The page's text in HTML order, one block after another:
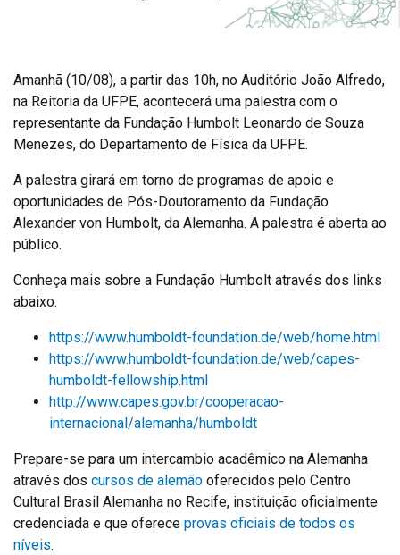
Amanhã (10/08), a partir das 10h, no Auditório João Alfredo,
na Reitoria da UFPE, acontecerá uma palestra com o
representante da Fundação Humbolt Leonardo de Souza
Menezes, do Departamento de Física da UFPE.
A palestra girará em torno de programas de apoio e
oportunidades de Pós-Doutoramento da Fundação
Alexander von Humbolt, da Alemanha. A palestra é aberta ao
público.
Conheça mais sobre a Fundação Humbolt através dos links
abaixo.
https://www.humboldt-foundation.de/web/home.html
https://www.humboldt-foundation.de/web/capes-
humboldt-fellowship.html
http://www.capes.gov.br/cooperacao-
internacional/alemanha/humboldt
Prepare-se para um intercambio acadêmico na Alemanha
através dos cursos de alemão oferecidos pelo Centro
Cultural Brasil Alemanha no Recife, instituição oficialmente
credenciada e que oferece provas oficiais de todos os
níveis.